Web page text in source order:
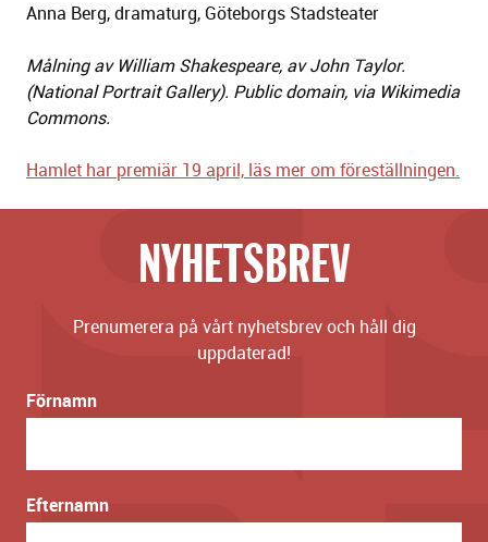
Anna Berg, dramaturg, Göteborgs Stadsteater
Målning av William Shakespeare, av John Taylor.
(National Portrait Gallery). Public domain, via Wikimedia
Commons.
Hamlet har premiär 19 april, läs mer om föreställningen.
NYHETSBREV
Prenumerera på vårt nyhetsbrev och håll dig
uppdaterad!
Förnamn
Efternamn